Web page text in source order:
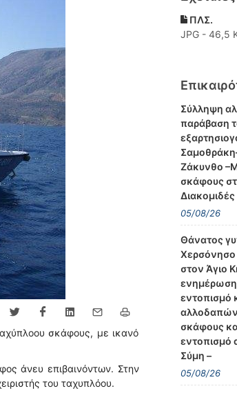
σκάφους, με ικανό
άνευ επιβαινόντων. Στην
του ταχυπλόου.
ΠΛΣ.
JPG - 46,5
Σύλληψη
παράβαση
Ζάκυνθο
σκάφους
05/08/26
Θάνατος
Χερσόνησο
στον Άγιο
εντοπισμό
αλλοδαπών
σκάφους
εντοπισμό
Σύμη –
05/08/26